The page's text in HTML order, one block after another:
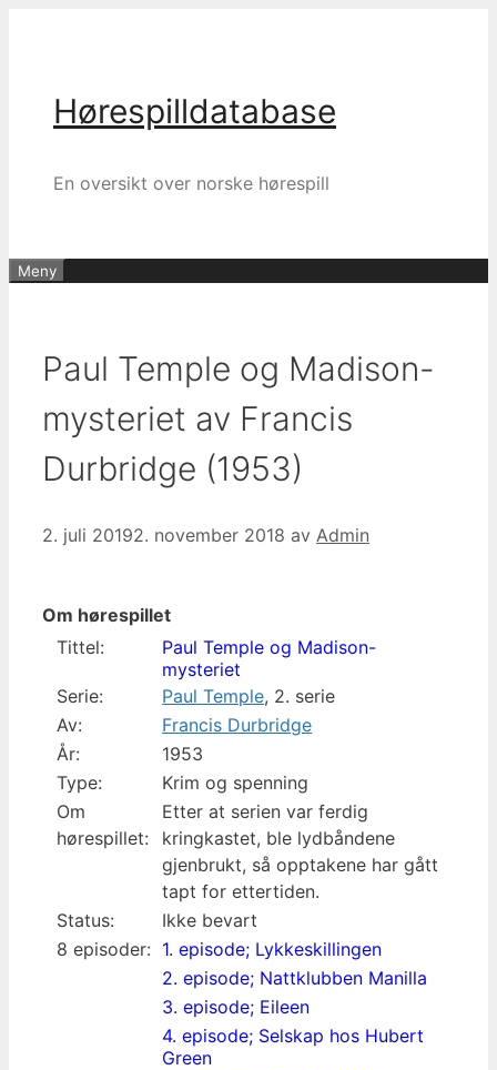
Hørespilldatabase
En oversikt over norske hørespill
Meny
Paul Temple og Madison-
mysteriet av Francis
Durbridge (1953)
2. juli 20192. november 2018 av Admin
Om hørespillet
Tittel:
Paul Temple og Madison-
mysteriet
Serie:
Paul Temple, 2. serie
Av:
Francis Durbridge
År:
1953
Type:
Krim og spenning
Om
hørespillet:
Etter at serien var ferdig
kringkastet, ble lydbåndene
gjenbrukt, så opptakene har gått
tapt for ettertiden.
Status:
Ikke bevart
8 episoder: 1. episode; Lykkeskillingen
2. episode; Nattklubben Manilla
3. episode; Eileen
4. episode; Selskap hos Hubert
Green